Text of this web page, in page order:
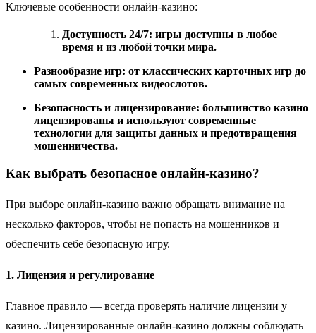
Ключевые особенности онлайн-казино:
Доступность 24/7: игры доступны в любое
время и из любой точки мира.
Разнообразие игр: от классических карточных игр до
самых современных видеослотов.
Безопасность и лицензирование: большинство казино
лицензированы и используют современные
технологии для защиты данных и предотвращения
мошенничества.
Как выбрать безопасное онлайн-казино?
При выборе онлайн-казино важно обращать внимание на
несколько факторов, чтобы не попасть на мошенников и
обеспечить себе безопасную игру.
1. Лицензия и регулирование
Главное правило — всегда проверять наличие лицензии у
казино. Лицензированные онлайн-казино должны соблюдать